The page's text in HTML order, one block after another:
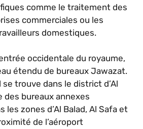
comme le traitement des
commerciales ou les
domestiques.
occidentale du royaume,
étendu de bureaux Jawazat.
trouve dans le district d’Al
des bureaux annexes
zones d’Al Balad, Al Safa et
de l’aéroport